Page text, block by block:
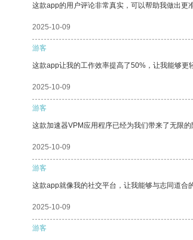
这款app的用户评论非常真实，可以帮助我做出更
2025-10-09
游客
这款app让我的工作效率提高了50%，让我能够更
2025-10-09
游客
这款加速器VPM应用程序已经为我们带来了无限的
2025-10-09
游客
这款app就像我的社交平台，让我能够与志同道合
2025-10-09
游客